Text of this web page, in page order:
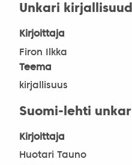
Unkari
Kirjoittaja
Firon Ilkka
Teema
kirjallisuus
Suomi-lehti
Kirjoittaja
Huotari Tauno